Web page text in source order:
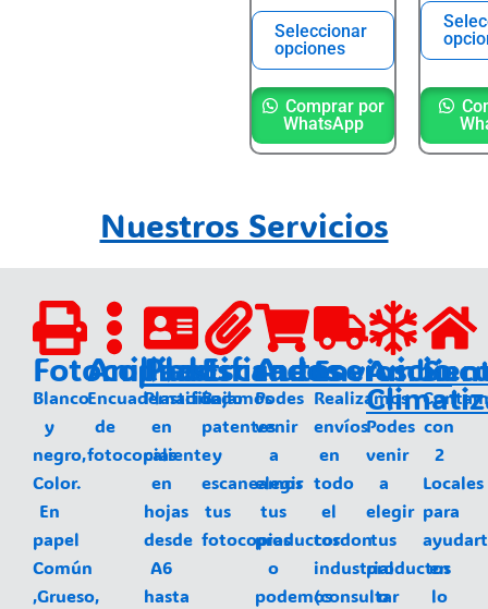
Seleccionar
opciones
Comprar por
WhatsApp
Nuestros Servicios
Fotocopias
Blanco
y
negro,
Color.
En
papel
Común
,Grueso,
Anillados
Encuadernación
de
fotocopias
Plastificados
Plastificado
en
caliente
en
hojas
desde
A6
hasta
Escaneos
Bajamos
patentes
y
escaneamos
tus
fotocopias
Autoservicio
Podes
venir
a
elegir
tus
productos
o
podemos
Envios
Realizamos
envíos
en
todo
el
cordon
industrial
(consultar
Podes
venir
a
elegir
tus
productos
o
con
2
Locales
para
en
lo